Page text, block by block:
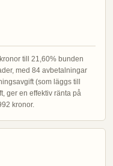
till 21,60% bunden
med 84 avbetalningar
(som läggs till
ger en effektiv ränta på
kronor.